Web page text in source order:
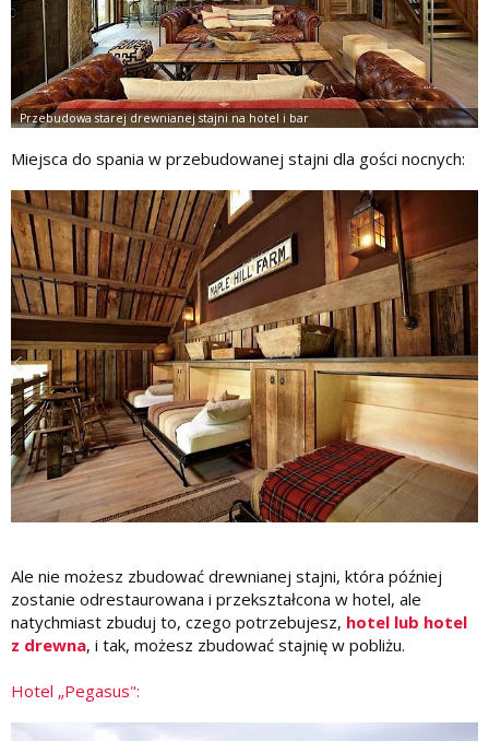
Miejsca do spania w przebudowanej stajni dla gości nocnych:
Ale nie możesz zbudować drewnianej stajni, która później
zostanie odrestaurowana i przekształcona w hotel, ale
natychmiast zbuduj to, czego potrzebujesz, hotel lub hotel
z drewna, i tak, możesz zbudować stajnię w pobliżu.
Hotel „Pegasus":